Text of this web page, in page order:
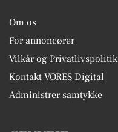
Om os
For annoncører
Vilkår og Privatlivspolitik
Kontakt VORES Digital
Administrer samtykke